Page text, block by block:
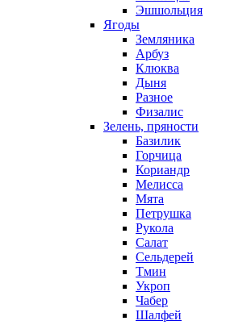
Эшшольция
Ягоды
Земляника
Арбуз
Клюква
Дыня
Разное
Физалис
Зелень, пряности
Базилик
Горчица
Кориандр
Мелисса
Мята
Петрушка
Рукола
Салат
Сельдерей
Тмин
Укроп
Чабер
Шалфей